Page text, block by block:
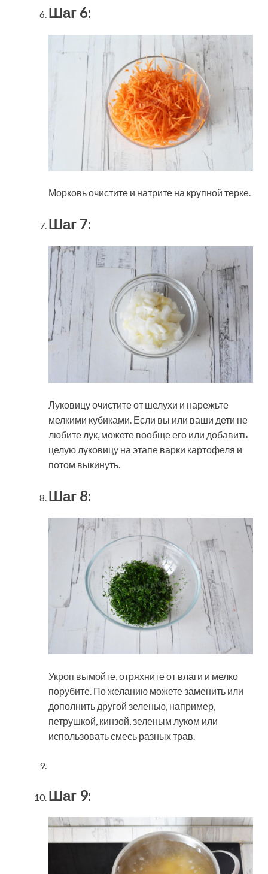
Шаг 6:
Морковь очистите и натрите на крупной терке.
Шаг 7:
Луковицу очистите от шелухи и нарежьте
мелкими кубиками. Если вы или ваши дети не
любите лук, можете вообще его или добавить
целую луковицу на этапе варки картофеля и
потом выкинуть.
Шаг 8:
Укроп вымойте, отряхните от влаги и мелко
порубите. По желанию можете заменить или
дополнить другой зеленью, например,
петрушкой, кинзой, зеленым луком или
использовать смесь разных трав.
Шаг 9: